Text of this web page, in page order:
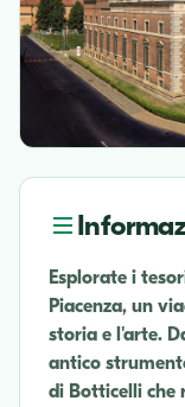
Esplorate i
Piacenza, un
storia e l'arte.
antico
di Botticelli che